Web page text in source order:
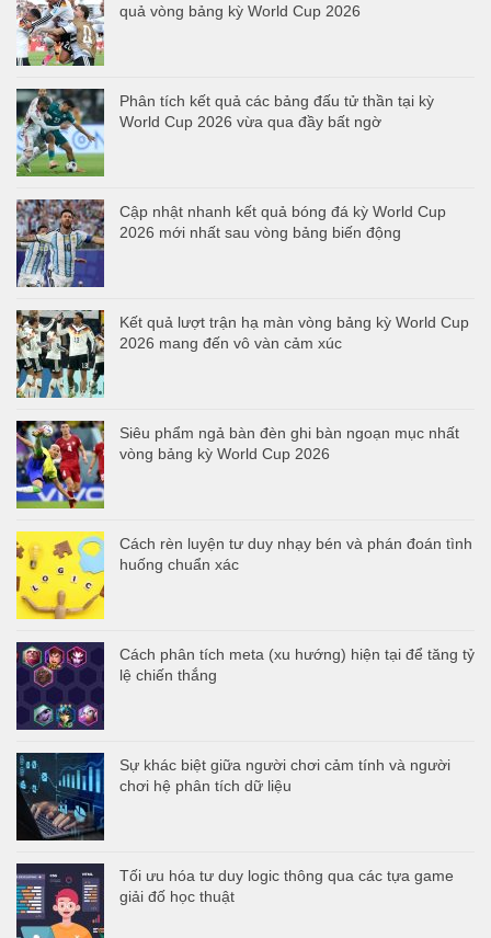
quả vòng bảng kỳ World Cup 2026
Phân tích kết quả các bảng đấu tử thần tại kỳ
World Cup 2026 vừa qua đầy bất ngờ
Cập nhật nhanh kết quả bóng đá kỳ World Cup
2026 mới nhất sau vòng bảng biến động
Kết quả lượt trận hạ màn vòng bảng kỳ World Cup
2026 mang đến vô vàn cảm xúc
Siêu phẩm ngả bàn đèn ghi bàn ngoạn mục nhất
vòng bảng kỳ World Cup 2026
Cách rèn luyện tư duy nhạy bén và phán đoán tình
huống chuẩn xác
Cách phân tích meta (xu hướng) hiện tại để tăng tỷ
lệ chiến thắng
Sự khác biệt giữa người chơi cảm tính và người
chơi hệ phân tích dữ liệu
Tối ưu hóa tư duy logic thông qua các tựa game
giải đố học thuật